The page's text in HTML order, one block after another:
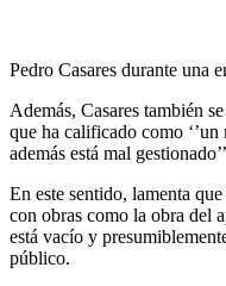
Pedro Casares durante una
Además, Casares también
que ha calificado como
además está mal
En este sentido, lamenta
con obras como la obra del
está vacío y
público.